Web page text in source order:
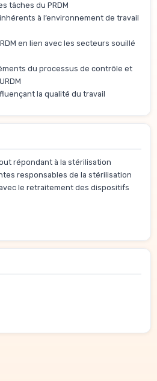
tâches du PRDM
à l’environnement de travail
en lien avec les secteurs souillé
du processus de contrôle et
la qualité du travail
répondant à la stérilisation
responsables de la stérilisation
le retraitement des dispositifs